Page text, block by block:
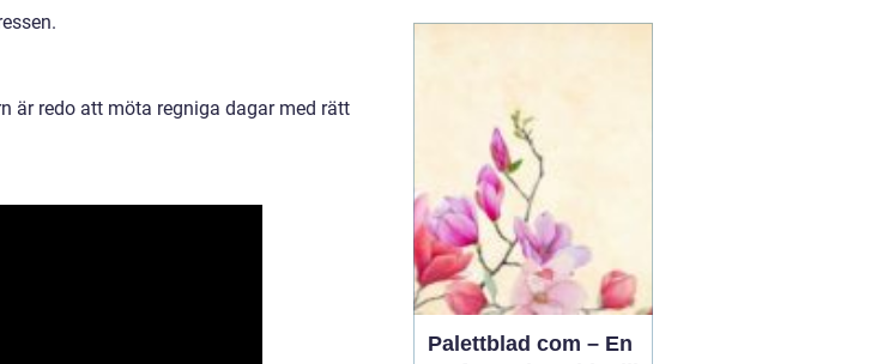
är redo att möta regniga dagar med rätt
sorter och namn är
palettblad ett livligt och
vackert inslag i trädgår...
Palettblad com – En